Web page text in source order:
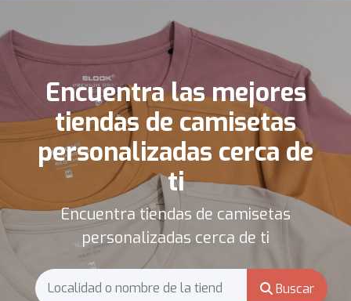
Encuentra las mejores
tiendas de camisetas
personalizadas cerca de
ti
Encuentra tiendas de camisetas
personalizadas cerca de ti
Buscar